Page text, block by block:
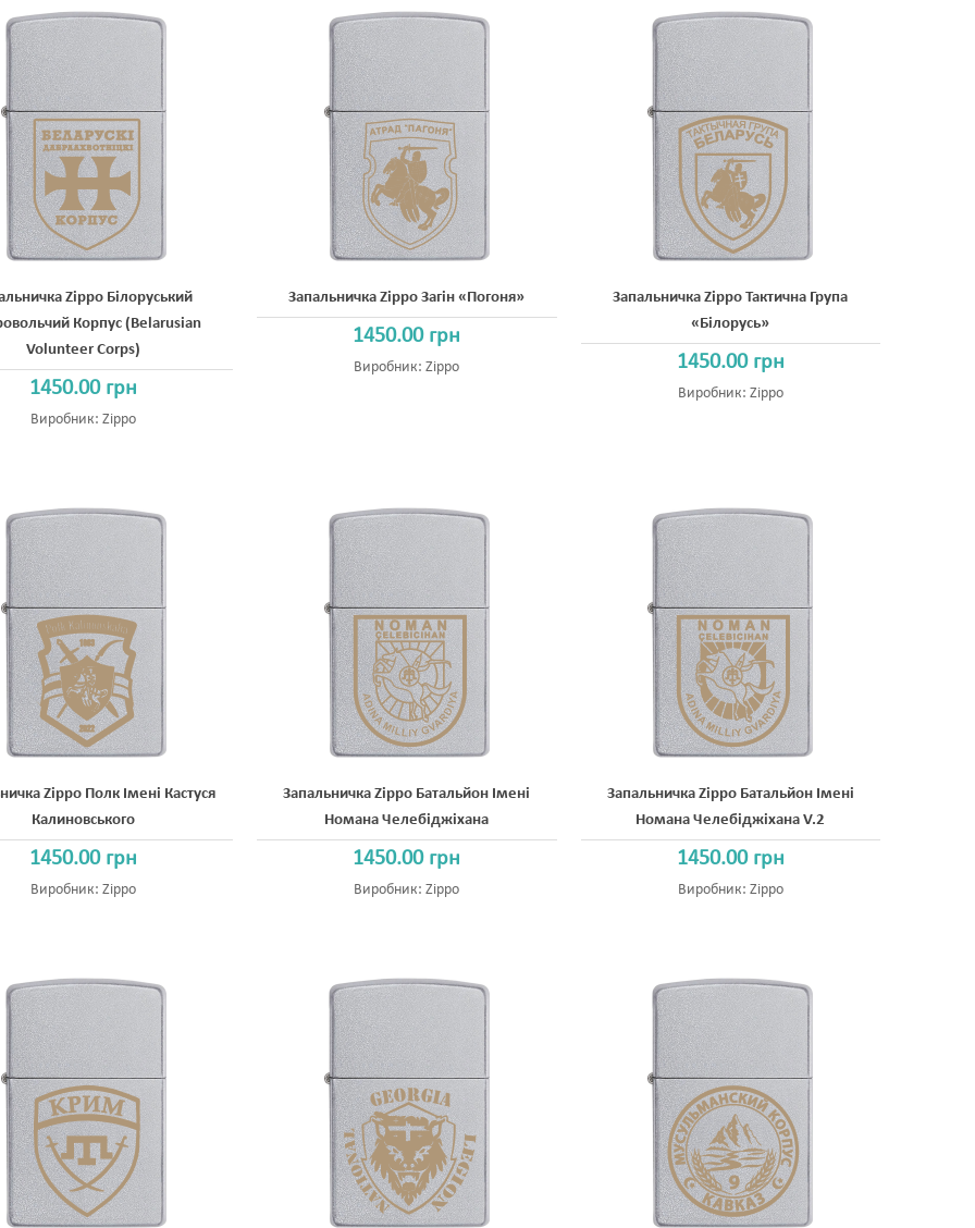
Zippo Білоруський
Корпус (Belarusian
Volunteer Corps)
1450.00 грн
Виробник:Zippo
Запальничка Zippo Загін «Погоня»
1450.00 грн
Виробник:Zippo
Запальничка Zippo Тактична Група
«Білорусь»
1450.00 грн
Виробник: Zippo
Zippo Полк Імені Кастуся
Калиновського
1450.00 грн
Виробник:Zippo
Запальничка Zippo Батальйон Імені
Номана Челебіджіхана
1450.00 грн
Виробник:Zippo
Запальничка Zippo Батальйон Імені
Номана Челебіджіхана V.2
1450.00 грн
Виробник: Zippo